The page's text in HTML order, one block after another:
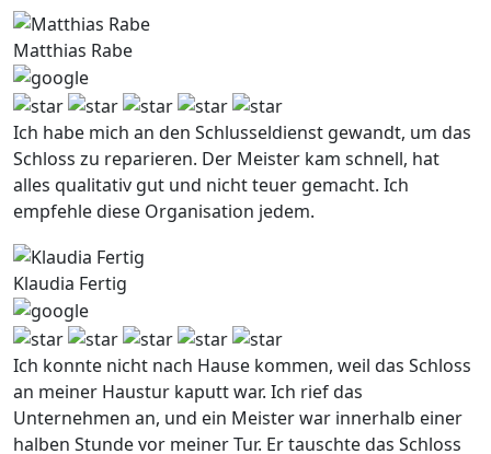
Matthias Rabe
Ich habe mich an den Schlusseldienst gewandt, um das
Schloss zu reparieren. Der Meister kam schnell, hat
alles qualitativ gut und nicht teuer gemacht. Ich
empfehle diese Organisation jedem.
Klaudia Fertig
Ich konnte nicht nach Hause kommen, weil das Schloss
an meiner Haustur kaputt war. Ich rief das
Unternehmen an, und ein Meister war innerhalb einer
halben Stunde vor meiner Tur. Er tauschte das Schloss